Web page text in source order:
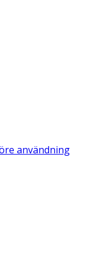
användning